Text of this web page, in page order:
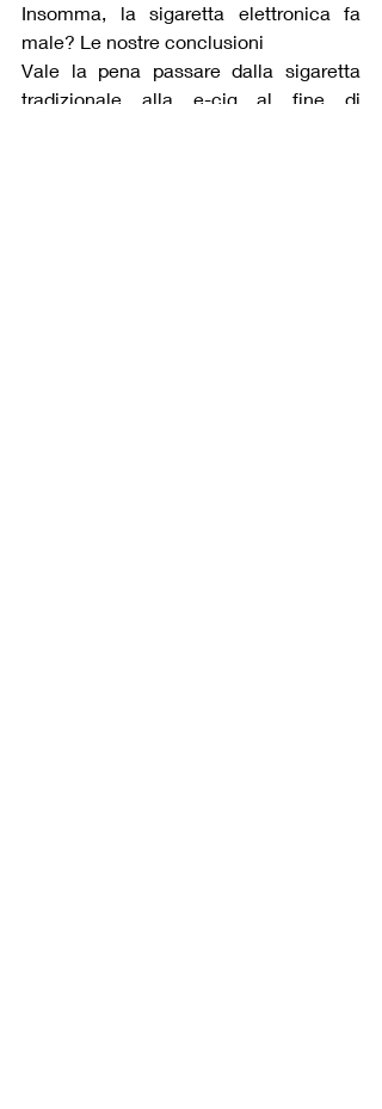
Insomma, la sigaretta elettronica fa
male? Le nostre conclusioni
Vale la pena passare dalla sigaretta
tradizionale alla e-cig al fine di